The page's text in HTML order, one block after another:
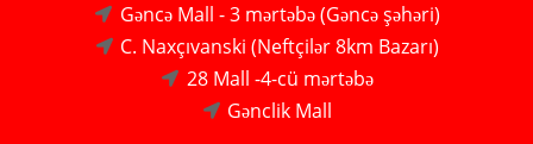
Gəncə Mall - 3 mərtəbə (Gəncə şəhəri)
C. Naxçıvanski (Neftçilər 8km Bazarı)
28 Mall -4-cü mərtəbə
Gənclik Mall